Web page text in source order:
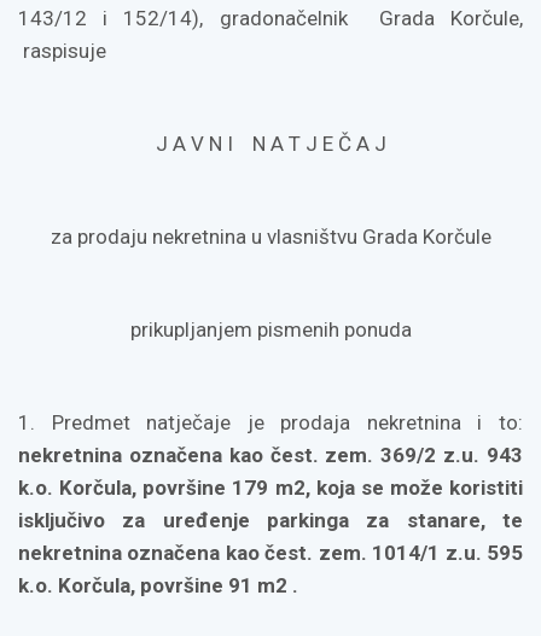
143/12 i 152/14), gradonačelnik Grada Korčule,
raspisuje
J A V N I N A T J E Č A J
za prodaju nekretnina u vlasništvu Grada Korčule
prikupljanjem pismenih ponuda
1. Predmet natječaje je prodaja nekretnina i to:
nekretnina označena kao čest. zem. 369/2 z.u. 943
k.o. Korčula, površine 179 m2, koja se može koristiti
isključivo za uređenje parkinga za stanare, te
nekretnina označena kao čest. zem. 1014/1 z.u. 595
k.o. Korčula, površine 91 m2 .